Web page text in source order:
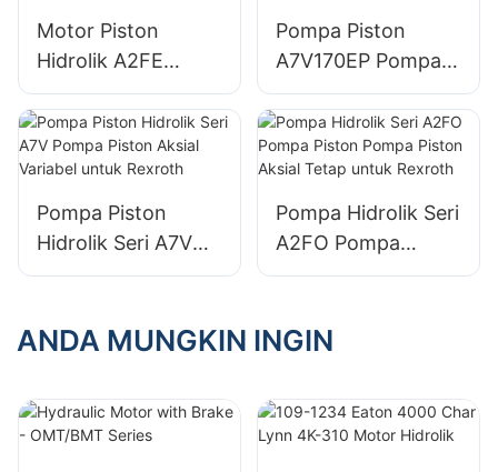
Motor Piston
Hidrolik A2FE
90/61W Motor
Piston Aksial Tetap
untuk Bosch
Rexroth
Pompa Piston
A7V170EP Pompa
Hidrolik
Perpindahan
Variabel untuk
Rexroth
Pompa Piston
Hidrolik Seri A7V
Pompa Piston
untuk Rexroth
Pompa Hidrolik Seri
A2FO Pompa
Piston Pompa
untuk Rexroth
ANDA MUNGKIN INGIN